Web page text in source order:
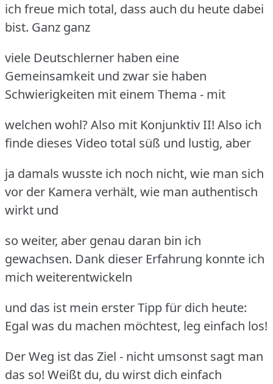
ich freue mich total, dass auch du heute dabei
bist. Ganz ganz
viele Deutschlerner haben eine
Gemeinsamkeit und zwar sie haben
Schwierigkeiten mit einem Thema - mit
welchen wohl? Also mit Konjunktiv II! Also ich
finde dieses Video total süß und lustig, aber
ja damals wusste ich noch nicht, wie man sich
vor der Kamera verhält, wie man authentisch
wirkt und
so weiter, aber genau daran bin ich
gewachsen. Dank dieser Erfahrung konnte ich
mich weiterentwickeln
und das ist mein erster Tipp für dich heute:
Egal was du machen möchtest, leg einfach los!
Der Weg ist das Ziel - nicht umsonst sagt man
das so! Weißt du, du wirst dich einfach